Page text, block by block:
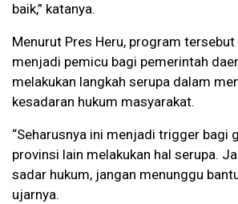
baik,” katanya.
Menurut Pres Heru, program
menjadi pemicu bagi pemerintah
melakukan langkah serupa dalam
kesadaran hukum masyarakat.
“Seharusnya ini menjadi trigger bagi
provinsi lain melakukan hal serupa.
sadar hukum, jangan menunggu
ujarnya.